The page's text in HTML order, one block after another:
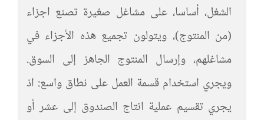
الشغل، أساسا، على مشاغل صغيرة تصنع اجزاء
(من المنتوج)، ويتولون تجميع هذه الأجزاء في
مشاغلهم، وإرسال المنتوج الجاهز إلى السوق.
ويجري استخدام قسمة العمل على نطاق واسع: اذ
يجري تقسيم عملية انتاج الصندوق إلى عشر أو